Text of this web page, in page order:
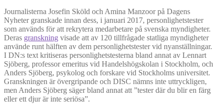
Journalisterna Josefin Sköld och Amina Manzoor på Dagens
Nyheter granskade innan dess, i januari 2017, personlighetstester
som används för att rekrytera medarbetare på svenska myndigheter.
Deras granskning visade att av 120 tillfrågade statliga myndigheter
använde runt hälften av dem personlighetstester vid nyanställningar.
I DN:s text kritiseras personlighetstesterna bland annat av Lennart
Sjöberg, professor emeritus vid Handelshögskolan i Stockholm, och
Anders Sjöberg, psykolog och forskare vid Stockholms universitet.
Granskningen är övergripande och DISC nämns inte uttryckligen,
men Anders Sjöberg säger bland annat att ”tester där du blir en färg
eller ett djur är inte seriösa”.